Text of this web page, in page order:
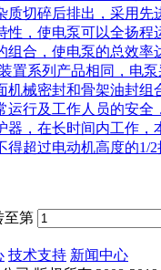
质切碎后排出，采用先
性，使电泵可以全扬程
组合，使电泵的总效率
置系列产品相同，电
机械密封和骨架油封组
运行及工作人员的安全
器，在长时间内工作，
得超过电动机高度的1/
至第
技术支持 新闻中心